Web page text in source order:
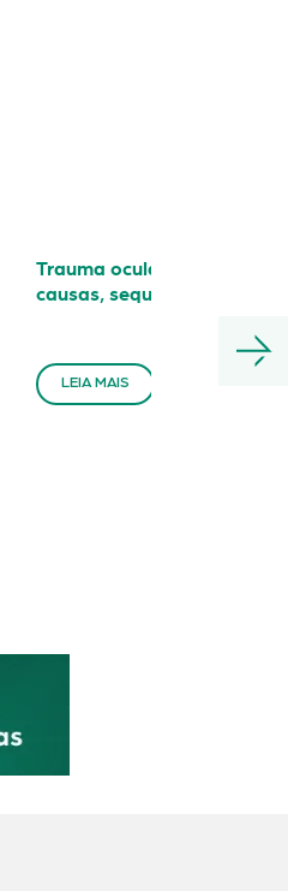
Trauma ocular: o que fazer,
causas, sequelas
LEIA MAIS